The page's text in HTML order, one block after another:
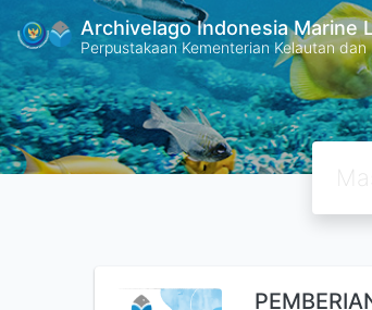
Archivelago Indonesia Marine
Perpustakaan Kementerian Kelautan dan